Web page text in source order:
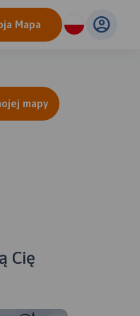
Mapa
mapy
Cię